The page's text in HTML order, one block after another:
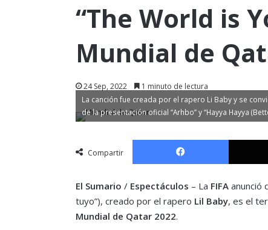
“The World is
Mundial de
24 Sep, 2022 1 minuto de lectura
La canción fue creada por el rapero Li Baby y se
de la presentación oficial “Arhbo” y “Hayya Hayya
Compartir
Facebook
El Sumario / Espectáculos – La FIFAanunció
tuyo”), creado por el rapero Lil Baby, es el
Mundial de Qatar 2022.